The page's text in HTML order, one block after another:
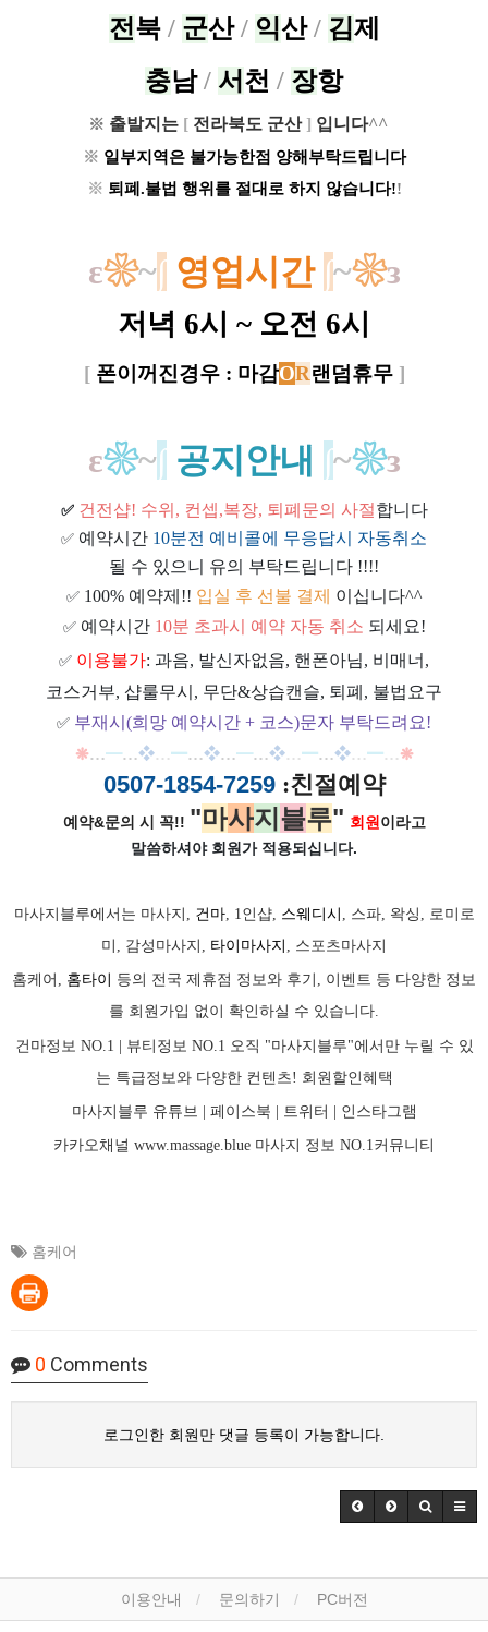
전북 / 군산/ 익산/ 김제
충남/ 서 천 / 장항
※ 출발지는 [ 전라북도 군산] 입니다^^
※ 일부지역은 불가능한점 양해부탁드립니다
※ 퇴폐.불법 행위를 절대로 하지 않습니다!!
ε❀~∫​ 영업시간 ∫~❀з
저녁 6시 ~ 오전 6시
[ 폰이꺼진경우 : 마감OR랜덤휴무 ]
ε❀~∫ 공지안내 ∫~❀з
✅ 건전샵! 수위, 컨셉,복장, 퇴폐문의 사절합니다
✅ 예약시간 10분전 예비콜에 무응답시 자동취소
될 수 있으니 유의 부탁드립니다 !!!!
✅ 100% 예약제!! 입실 후 선불 결제 이십니다^^
✅ 예약시간 10분 초과시 예약 자동 취소 되세요!
✅ 이용불가: 과음, 발신자없음, 핸폰아님, 비매너,
코스거부, 샵룰무시, 무단&상습캔슬, 퇴폐, 불법요구
✅ 부재시(희망 예약시간 + 코스)문자 부탁드려요!
❋…━…❖…━…❖…━…❖…━…❖…━…❋
0507-1854-7259:친절예약
예약&문의 시 꼭!! "마사지 블루" 회원 이라고
말씀하셔야 회원가 적용되십니다.
마사지블루에서는 마사지, 건마, 1인샵, 스웨디시 , 스파, 왁싱, 로미로
미, 감성마사지, 타이마사지 , 스포츠마사지
홈케어, 홈타이
등의 전국 제휴점 정보와 후기, 이벤트 등 다양한 정보
를 회원가입 없이 확인하실 수 있습니다.
건마정보 NO.1 | 뷰티정보 NO.1 오직 "마사지블루"에서만 누릴 수 있
는 특급정보와 다양한 컨텐츠! 회원할인혜택
마사지블루 유튜브 | 페이스북 | 트위터 | 인스타그램
카카오채널 www.massage.blue 마사지 정보 NO.1커뮤니티
홈케어
0 Comments
로그인한 회원만 댓글 등록이 가능합니다.
이용안내 문의하기 PC버전